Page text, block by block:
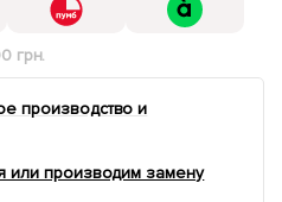
грн.
производство и
или производим замену